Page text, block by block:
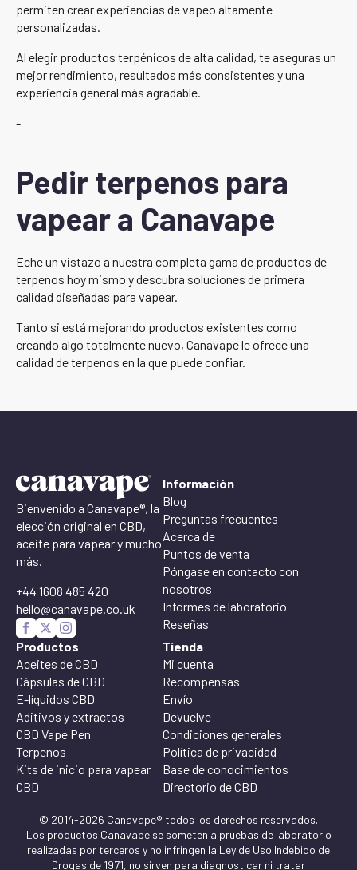
permiten crear experiencias de vapeo altamente
personalizadas.
Al elegir productos terpénicos de alta calidad, te aseguras un
mejor rendimiento, resultados más consistentes y una
experiencia general más agradable.
-
Pedir terpenos para
vapear a Canavape
Eche un vistazo a nuestra completa gama de productos de
terpenos hoy mismo y descubra soluciones de primera
calidad diseñadas para vapear.
Tanto si está mejorando productos existentes como
creando algo totalmente nuevo, Canavape le ofrece una
calidad de terpenos en la que puede confiar.
Bienvenido a Canavape®, la
elección original en CBD,
aceite para vapear y mucho
más.
+44 1608 485 420
hello@canavape.co.uk
Información
Blog
Preguntas frecuentes
Acerca de
Puntos de venta
Póngase en contacto con
nosotros
Informes de laboratorio
Reseñas
Productos
Aceites de CBD
Cápsulas de CBD
E-líquidos CBD
Aditivos y extractos
CBD Vape Pen
Terpenos
Kits de inicio para vapear
CBD
Tienda
Mi cuenta
Recompensas
Envío
Devuelve
Condiciones generales
Política de privacidad
Base de conocimientos
Directorio de CBD
© 2014-2026 Canavape® todos los derechos reservados.
Los productos Canavape se someten a pruebas de laboratorio
realizadas por terceros y no infringen la Ley de Uso Indebido de
Drogas de 1971, no sirven para diagnosticar ni tratar